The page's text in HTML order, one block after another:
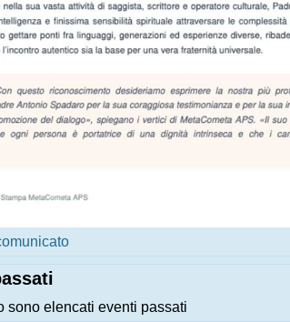
sono elencati eventi passati